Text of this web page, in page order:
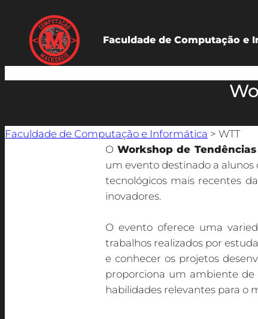
Faculdade de Computação e
Faculdade de Computação e Informática > WTT
O Workshop de
um evento destinado a alunos
tecnológicos mais recentes
inovadores.
O evento oferece uma
trabalhos realizados por
e conhecer os projetos
proporciona um ambiente de
habilidades relevantes para o